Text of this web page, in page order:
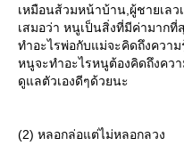
เหมือนส้วมหน้าบ้าน,ผู้ชายเล
เสมอว่า หนูเป็นสิ่งที่มีค่ามาก
ทำอะไรพ่อกับแม่จะคิดถึงควา
หนูจะทำอะไรหนูต้องคิดถึงคว
ดูแลตัวเองดีๆด้วยนะ
(2) หลอกล่อแต่ไม่หลอกลวง